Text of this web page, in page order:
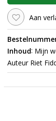
Aan
Inhoud: Mijn
Auteur Riet